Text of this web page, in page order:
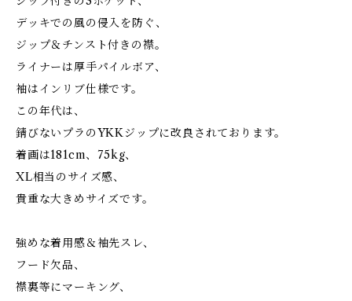
デッキでの風の侵入を防ぐ、
ジップ＆チンスト付きの襟。
ライナーは厚手パイルボア、
袖はインリブ仕様です。
この年代は、
錆びないプラのYKKジップに改良されております。
着画は181cm、75kg、
XL相当のサイズ感、
貴重な大きめサイズです。
強めな着用感＆袖先スレ、
フード欠品、
襟裏等にマーキング、